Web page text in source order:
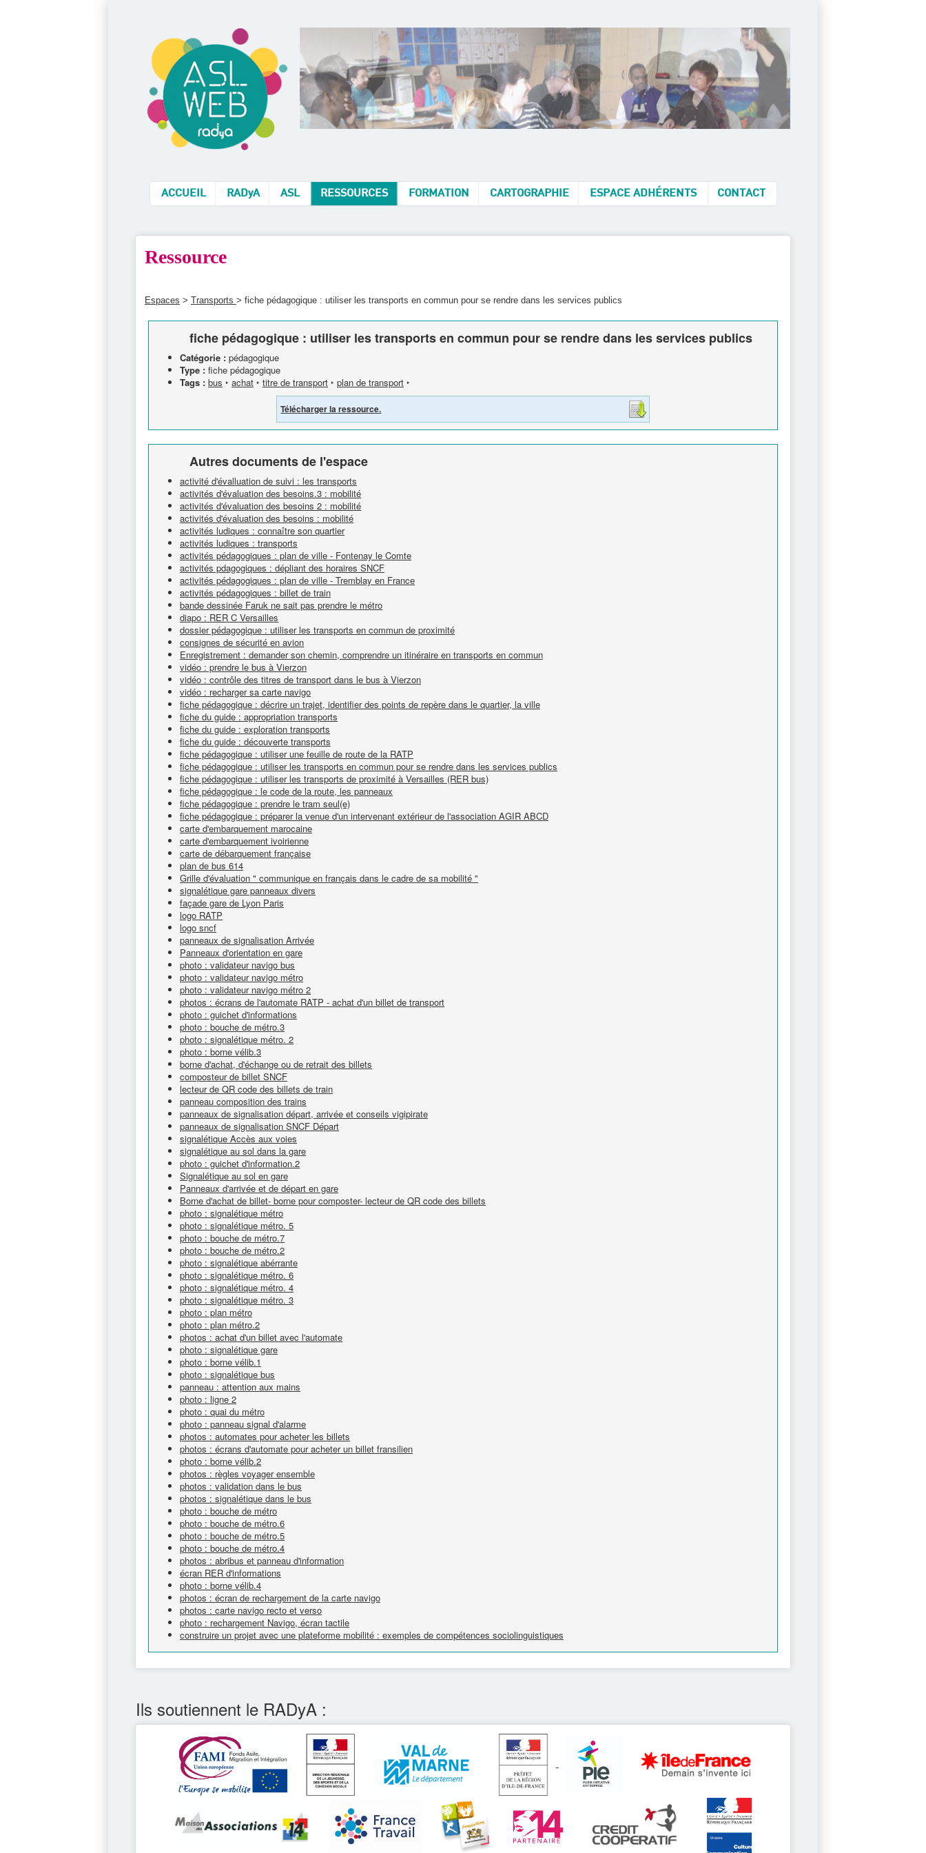
ACCUEIL RADyA ASL RESSOURCES FORMATION CARTOGRAPHIE ESPACE ADHÉRENTS CONTACT
Ressource
Espaces > Transports > fiche pédagogique : utiliser les transports en commun pour se rendre dans les services publics
fiche pédagogique : utiliser les transports en commun pour se rendre dans les services publics
Catégorie : pédagogique
Type : fiche pédagogique
Tags : bus ‣ achat ‣ titre de transport ‣ plan de transport ‣
Télécharger la ressource.
Autres documents de l'espace
activité d'évalluation de suivi : les transports
activités d'évaluation des besoins.3 : mobilité
activités d'évaluation des besoins 2 : mobilité
activités d'évaluation des besoins : mobilité
activités ludiques : connaître son quartier
activités ludiques : transports
activités pédagogiques : plan de ville - Fontenay le Comte
activités pdagogiques : dépliant des horaires SNCF
activités pédagogiques : plan de ville - Tremblay en France
activités pédagogiques : billet de train
bande dessinée Faruk ne sait pas prendre le métro
diapo : RER C Versailles
dossier pédagogique : utiliser les transports en commun de proximité
consignes de sécurité en avion
Enregistrement : demander son chemin, comprendre un itinéraire en transports en commun
vidéo : prendre le bus à Vierzon
vidéo : contrôle des titres de transport dans le bus à Vierzon
vidéo : recharger sa carte navigo
fiche pédagogique : décrire un trajet, identifier des points de repère dans le quartier, la ville
fiche du guide : appropriation transports
fiche du guide : exploration transports
fiche du guide : découverte transports
fiche pédagogique : utiliser une feuille de route de la RATP
fiche pédagogique : utiliser les transports en commun pour se rendre dans les services publics
fiche pédagogique : utiliser les transports de proximité à Versailles (RER bus)
fiche pédagogique : le code de la route, les panneaux
fiche pédagogique : prendre le tram seul(e)
fiche pédagogique : préparer la venue d'un intervenant extérieur de l'association AGIR ABCD
carte d'embarquement marocaine
carte d'embarquement ivoirienne
carte de débarquement française
plan de bus 614
Grille d'évaluation " communique en français dans le cadre de sa mobilité "
signalétique gare panneaux divers
façade gare de Lyon Paris
logo RATP
logo sncf
panneaux de signalisation Arrivée
Panneaux d'orientation en gare
photo : validateur navigo bus
photo : validateur navigo métro
photo : validateur navigo métro 2
photos : écrans de l'automate RATP - achat d'un billet de transport
photo : guichet d'informations
photo : bouche de métro.3
photo : signalétique métro. 2
photo : borne vélib.3
borne d'achat, d'échange ou de retrait des billets
composteur de billet SNCF
lecteur de QR code des billets de train
panneau composition des trains
panneaux de signalisation départ, arrivée et conseils vigipirate
panneaux de signalisation SNCF Départ
signalétique Accès aux voies
signalétique au sol dans la gare
photo : guichet d'information.2
Signalétique au sol en gare
Panneaux d'arrivée et de départ en gare
Borne d'achat de billet- borne pour composter- lecteur de QR code des billets
photo : signalétique métro
photo : signalétique métro. 5
photo : bouche de métro.7
photo : bouche de métro.2
photo : signalétique abérrante
photo : signalétique métro. 6
photo : signalétique métro. 4
photo : signalétique métro. 3
photo : plan métro
photo : plan métro.2
photos : achat d'un billet avec l'automate
photo : signalétique gare
photo : borne vélib.1
photo : signalétique bus
panneau : attention aux mains
photo : ligne 2
photo : quai du métro
photo : panneau signal d'alarme
photos : automates pour acheter les billets
photos : écrans d'automate pour acheter un billet fransilien
photo : borne vélib.2
photos : règles voyager ensemble
photos : validation dans le bus
photos : signalétique dans le bus
photo : bouche de métro
photo : bouche de métro.6
photo : bouche de métro.5
photo : bouche de métro.4
photos : abribus et panneau d'information
écran RER d'informations
photo : borne vélib.4
photos : écran de rechargement de la carte navigo
photos : carte navigo recto et verso
photo : rechargement Navigo, écran tactile
construire un projet avec une plateforme mobilité : exemples de compétences sociolinguistiques
Ils soutiennent le RADyA :